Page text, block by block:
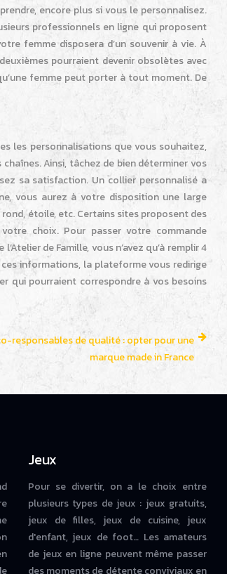
encore plus si vous le personnalisez.
professionnels en ligne qui proposent
femme disposera d’un souvenir à vie. À
pourraient devenir obsolètes avec
femme peut porter à tout moment. De
les personnalisations que vous souhaitez,
Ainsi, tâchez de bien déterminer vos
sa satisfaction. Un collier personnalisé a
vous aurez à votre disposition une large
étoile, etc. Certains sites proposent des
choix. Pour passer votre commande
de Famille, vous n’avez qu’à remplir 4
informations, la plateforme vous redirige
qui pourraient correspondre à vos besoins
responsables de qualité : opter pour une
marque made in France
Jeux
Pour se divertir, on a le choix entre
plusieurs types de jeux : jeux gratuits,
jeux de filles, jeux de cuisine, jeux
d'enfant, jeux de foot… Les amateurs
de jeux en ligne peuvent même passer
des moments de détente conviviaux en